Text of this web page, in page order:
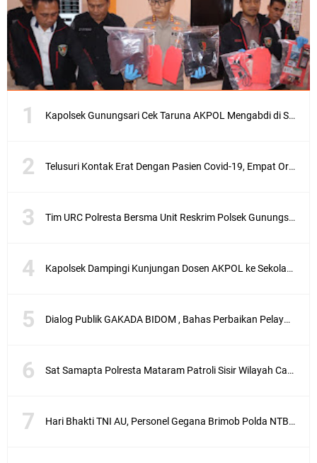
Kapolsek Gunungsari Cek Taruna AKPOL Mengabdi di SRD 4
Telusuri Kontak Erat Dengan Pasien Covid-19, Empat Orang di Desa Kedaro Sekotong Dirapid
Tim URC Polresta Bersma Unit Reskrim Polsek Gunungsari Tangkap Pelaku Curanmor
Kapolsek Dampingi Kunjungan Dosen AKPOL ke Sekolah Rakyat Gunungsari
Dialog Publik GAKADA BIDOM , Bahas Perbaikan Pelayanan Medis di NTB
Sat Samapta Polresta Mataram Patroli Sisir Wilayah Cakranegara
Hari Bhakti TNI AU, Personel Gegana Brimob Polda NTB Donor Darah